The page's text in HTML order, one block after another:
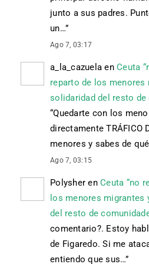
junto a sus padres.
un…”
Ago 7, 03:17
a_la_cazuela en Ceuta
reparto de los menores
solidaridad del resto de
“Quedarte con los
directamente TRÁFICO
menores y sabes de
Ago 7, 03:15
Polysher en Ceuta “no
los menores migrantes
del resto de
comentario?. Estoy
de Figaredo. Si me
entiendo que sus…”